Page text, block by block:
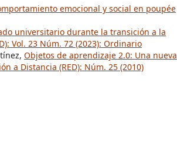
emocional y social en poupée
universitario durante la transición a la
Vol. 23 Núm. 72 (2023): Ordinario
Objetos de aprendizaje 2.0: Una nueva
a Distancia (RED): Núm. 25 (2010)